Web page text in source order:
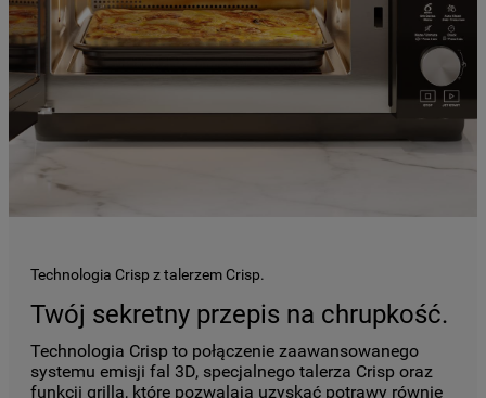
Technologia Crisp z talerzem Crisp.
Twój sekretny przepis na chrupkość.
Technologia Crisp to połączenie zaawansowanego
systemu emisji fal 3D, specjalnego talerza Crisp oraz
funkcji grilla, które pozwalają uzyskać potrawy równie
podmiotom trzecim w wyżej wymienionych
celach.
„USTAWIENIA PLIKÓW COOKIES"
mogą Państwo samodzielnie zarządzać
swoimi preferencjami.
spowoduje zachowanie ustawień
wyłącznie techniczne pliki cookie,
niezbędne do działania strony.